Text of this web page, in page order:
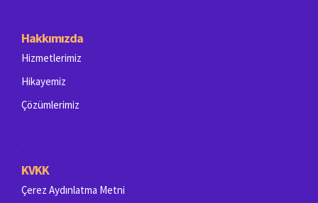
Hakkımızda
Hizmetlerimiz
Hikayemiz
Çözümlerimiz
.
KVKK
Çerez Aydınlatma Metni